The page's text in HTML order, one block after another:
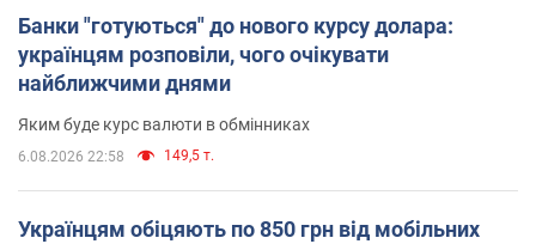
Банки "готуються" до нового курсу долара:
українцям розповіли, чого очікувати
найближчими днями
Яким буде курс валюти в обмінниках
6.08.2026 22:58 149,5 т.
Українцям обіцяють по 850 грн від мобільних